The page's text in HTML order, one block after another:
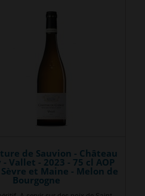
de Sauvion - Château
Vallet - 2023 - 75 cl AOP
et Maine - Melon de
Bourgogne